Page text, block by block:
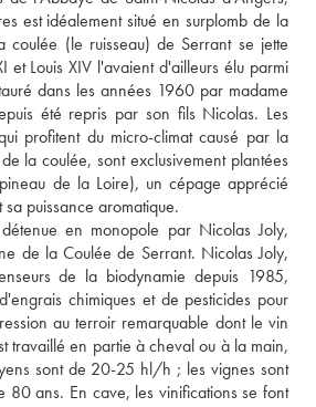
est idéalement situé en surplomb de la
coulée (le ruisseau) de Serrant se jette
et Louis XIV l'avaient d'ailleurs élu parmi
dans les années 1960 par madame
été repris par son fils Nicolas. Les
profitent du micro-climat causé par la
la coulée, sont exclusivement plantées
de la Loire), un cépage apprécié
puissance aromatique.
en monopole par Nicolas Joly,
de la Coulée de Serrant. Nicolas Joly,
de la biodynamie depuis 1985,
chimiques et de pesticides pour
au terroir remarquable dont le vin
travaillé en partie à cheval ou à la main,
sont de 20-25 hl/h ; les vignes sont
80 ans. En cave, les vinifications se font